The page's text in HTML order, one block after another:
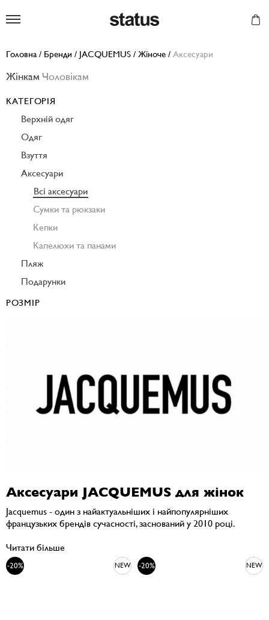
Головна / Бренди / JACQUEMUS / Жіноче / Аксесуари
Аксесуари JACQUEMUS для жінок
Jacquemus - один з найактуальніших і найпопулярніших
французьких брендів сучасності, заснований у 2010 році.
Читати більше
-20% NEW -20% NEW
Жінкам Чоловікам
КАТЕГОРІЯ
Верхній одяг
Одяг
Взуття
Аксесуари
Всі аксесуари
Сумки та рюкзаки
Кепки
Капелюхи та панами
Пляж
Подарунки
РОЗМІР